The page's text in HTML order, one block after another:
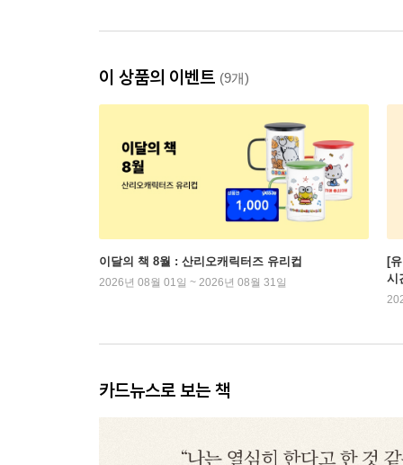
이 상품의 이벤트 (9개)
이달의 책 8월 : 산리오캐릭터즈 유리컵
2026년 08월 01일 ~ 2026년 08월 31일
[
시
카드뉴스로 보는 책